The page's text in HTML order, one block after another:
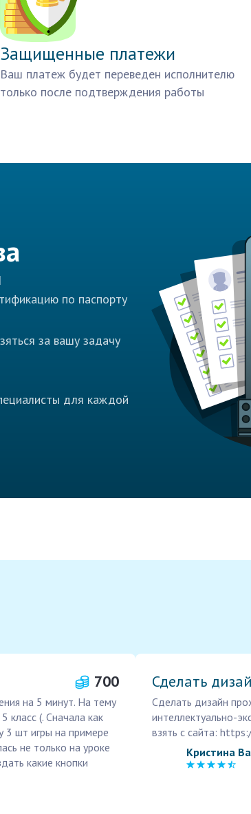
Защищенные платежи
Ваш платеж будет переведен исполнителю
только после подтверждения работы
по паспорту
за вашу задачу
для каждой
700
на 5 минут. На тему
класс (. Сначала как
3 шт игры на примере
не только на уроке
какие кнопки
Сделать
Сделать дизайн
интеллектуально-
взять с сайта:
Кристина